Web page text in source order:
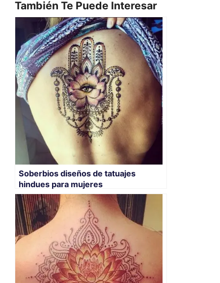
También Te Puede Interesar
Soberbios diseños de tatuajes
hindues para mujeres